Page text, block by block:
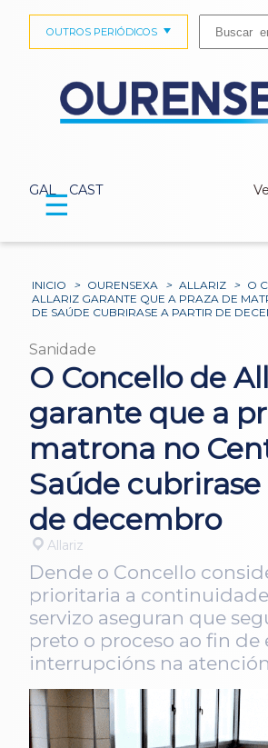
GAL CAST
OUTROS PERIÓDICOS
☰
INICIO > OURENSEXA > ALLARIZ > O
ALLARIZ GARANTE QUE A PRAZA DE
DE SAÚDE CUBRIRASE A PARTIR DE
Sanidade
O Concello de
garante que a
matrona no
Saúde
de decembro
Allariz
Dende o Concello
prioritaria a
servizo aseguran que
preto o proceso ao fin de
interrupcións na atención